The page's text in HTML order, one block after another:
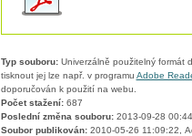
Typ souboru:Univerzálně použitelný formát
tisknout jej lze např. v programu Adobe
doporučován k použití na webu.
Počet stažení:687
Poslední změna souboru:2013-09-28
Soubor publikován:2010-05-26 11:09:22,